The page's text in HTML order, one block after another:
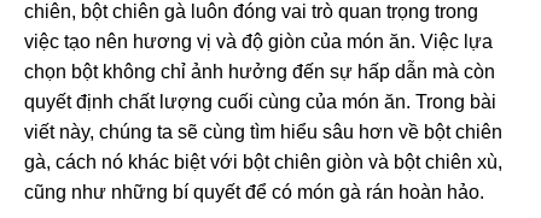
chiên, bột chiên gà luôn đóng vai trò quan trọng trong
việc tạo nên hương vị và độ giòn của món ăn. Việc lựa
chọn bột không chỉ ảnh hưởng đến sự hấp dẫn mà còn
quyết định chất lượng cuối cùng của món ăn. Trong bài
viết này, chúng ta sẽ cùng tìm hiểu sâu hơn về bột chiên
gà, cách nó khác biệt với bột chiên giòn và bột chiên xù,
cũng như những bí quyết để có món gà rán hoàn hảo.